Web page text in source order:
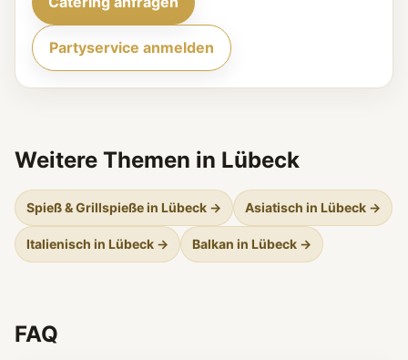
Partyservice anmelden
Weitere Themen in Lübeck
Spieß & Grillspieße in Lübeck → Asiatisch in Lübeck →
Italienisch in Lübeck → Balkan in Lübeck →
FAQ